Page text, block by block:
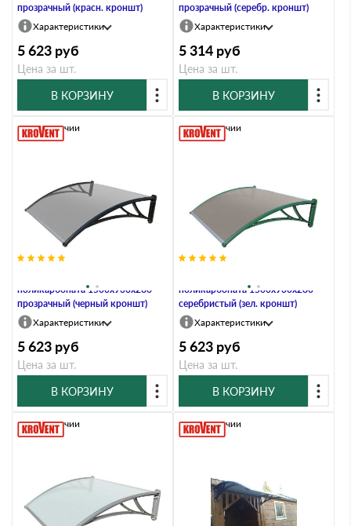
прозрачный (красн. кроншт)
Характеристики
5 623 руб
Цена за шт.
В КОРЗИНУ
прозрачный (серебр. кроншт)
Характеристики
5 314 руб
Цена за шт.
В КОРЗИНУ
поликарбоната 1500х930х280
прозрачный (черный кроншт)
В наличии
Характеристики
5 623 руб
Цена за шт.
В КОРЗИНУ
поликарбоната 1500х930х280
серебристый (зел. кроншт)
В наличии
Характеристики
5 623 руб
Цена за шт.
В КОРЗИНУ
В наличии В наличии